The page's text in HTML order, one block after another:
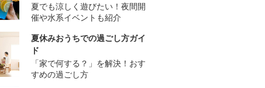
夏でも涼しく遊びたい！夜間開
催や水系イベントも紹介
夏休みおうちでの過ごし方ガイ
ド
「家で何する？」を解決！おす
すめの過ごし方